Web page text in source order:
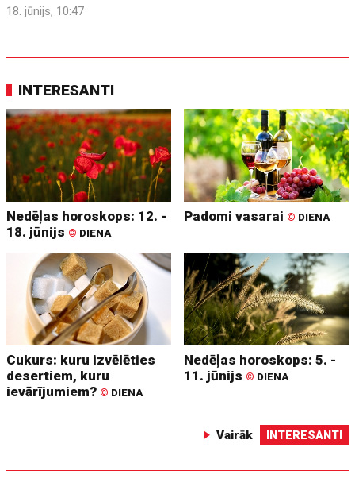
18. jūnijs, 10:47
INTERESANTI
Nedēļas horoskops: 12. -
18. jūnijs © DIENA
Padomi vasarai © DIENA
Cukurs: kuru izvēlēties
desertiem, kuru
ievārījumiem? © DIENA
Nedēļas horoskops: 5. -
11. jūnijs © DIENA
Vairāk INTERESANTI